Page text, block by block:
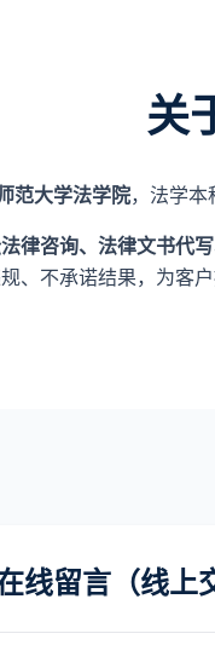
关
范大学法学院，法学本
律咨询、法律文书代
、不承诺结果，为客
线留言（线上